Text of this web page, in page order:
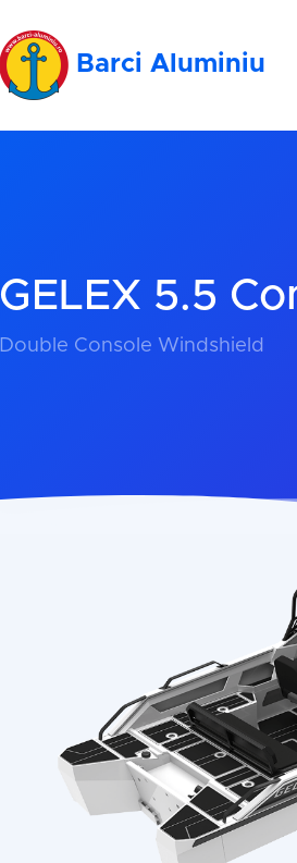
Barci Aluminiu
GELEX 5.5
Double Console Windshield